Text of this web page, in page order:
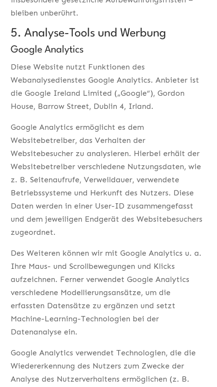
bleiben unberührt.
5. Analyse-Tools und Werbung
Google Analytics
Diese Website nutzt Funktionen des
Webanalysedienstes Google Analytics. Anbieter ist
die Google Ireland Limited („Google“), Gordon
House, Barrow Street, Dublin 4, Irland.
Google Analytics ermöglicht es dem
Websitebetreiber, das Verhalten der
Websitebesucher zu analysieren. Hierbei erhält der
Websitebetreiber verschiedene Nutzungsdaten, wie
z. B. Seitenaufrufe, Verweildauer, verwendete
Betriebssysteme und Herkunft des Nutzers. Diese
Daten werden in einer User-ID zusammengefasst
und dem jeweiligen Endgerät des Websitebesuchers
zugeordnet.
Des Weiteren können wir mit Google Analytics u. a.
Ihre Maus- und Scrollbewegungen und Klicks
aufzeichnen. Ferner verwendet Google Analytics
verschiedene Modellierungsansätze, um die
erfassten Datensätze zu ergänzen und setzt
Machine-Learning-Technologien bei der
Datenanalyse ein.
Google Analytics verwendet Technologien, die die
Wiedererkennung des Nutzers zum Zwecke der
Analyse des Nutzerverhaltens ermöglichen (z. B.